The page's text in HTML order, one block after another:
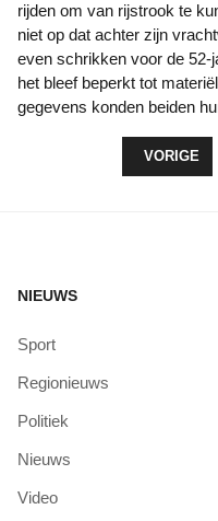
rijden om van rijstrook te
niet op dat achter zijn
even schrikken voor de 52-
het bleef beperkt tot
gegevens konden beiden
VORIG
VORIGE
NIEUWS
Sport
Regionieuws
Politiek
Nieuws
Video